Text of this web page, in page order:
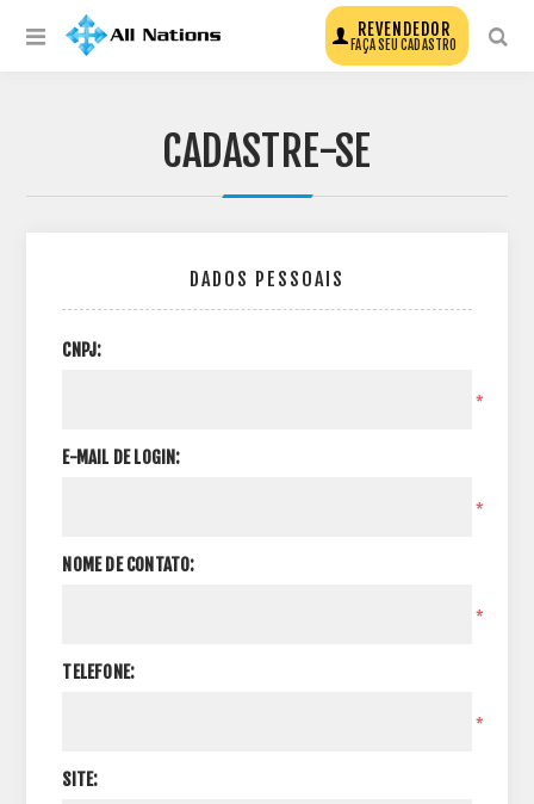
REVENDEDOR
FAÇA SEU CADASTRO
CADASTRE-SE
DADOS PESSOAIS
CNPJ:
*
E-MAIL DE LOGIN:
*
NOME DE CONTATO:
*
TELEFONE:
*
SITE: